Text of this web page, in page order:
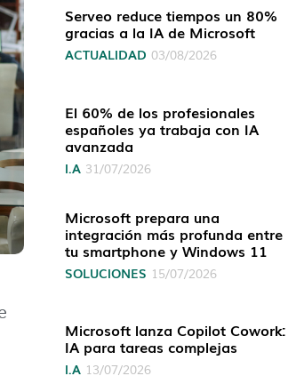
Serveo reduce tiempos un 80%
gracias a la IA de Microsoft
ACTUALIDAD 03/08/2026
El 60% de los profesionales
españoles ya trabaja con IA
avanzada
I.A 31/07/2026
Microsoft prepara una
integración más profunda entre
tu smartphone y Windows 11
SOLUCIONES 15/07/2026
Microsoft lanza Copilot Cowork:
IA para tareas complejas
I.A 13/07/2026